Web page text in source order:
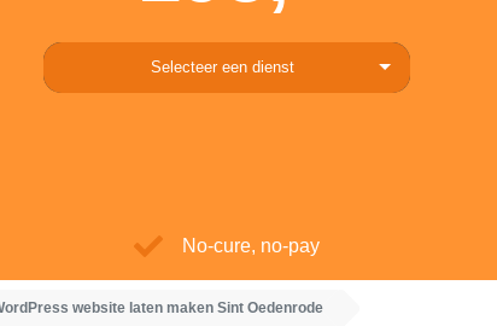
Selecteer een dienst
No-cure, no-pay
website laten maken Sint Oedenrode